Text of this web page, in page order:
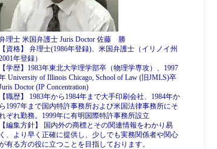
理士 米国弁護士 Juris Doctor 佐藤 勝
【資格】 弁理士(1986年登録)、米国弁護士（イリノイ州
年登録）
【学歴】1983年東北大学理学部卒（物理学専攻）、1997
University of Illinois Chicago, School of Law (旧JMLS)卒
Doctor (IP Concentration)
【職歴】 1983年から1984年まで大手印刷会社、1984年か
ら1997年まで国内特許事務所および米国法律事務所にそ
ぞれ勤務。1999年に有明国際特許事務所設立
【編集方針】 国内外の商標とその関連情報をわかり易
く、より早く正確に提供し、少しでも実務関係者や関心
有る方の役に立つことを目指しております。